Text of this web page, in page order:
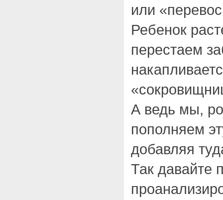
или
Ребенок
перестаем
А ведь мы,
пополняем
добавляя
Так давайте